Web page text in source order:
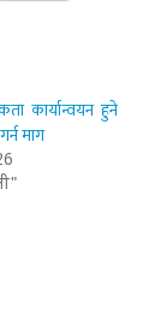
कार्यान्वयन हुने
माग